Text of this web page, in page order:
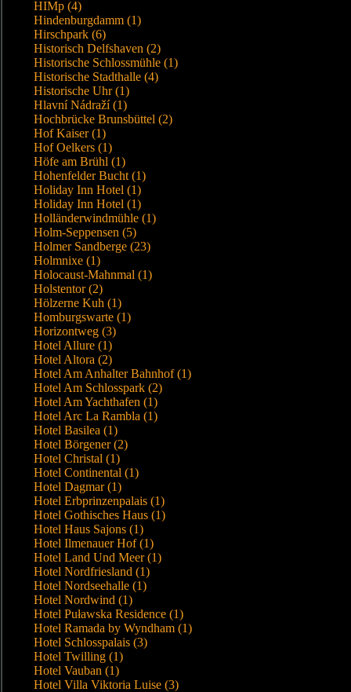
HIMp (4)
Hindenburgdamm (1)
Hirschpark (6)
Historisch Delfshaven (2)
Historische Schlossmühle (1)
Historische Stadthalle (4)
Historische Uhr (1)
Hlavní Nádraží (1)
Hochbrücke Brunsbüttel (2)
Hof Kaiser (1)
Hof Oelkers (1)
Höfe am Brühl (1)
Hohenfelder Bucht (1)
Holiday Inn Hotel (1)
Holiday Inn Hotel (1)
Holländerwindmühle (1)
Holm-Seppensen (5)
Holmer Sandberge (23)
Holmnixe (1)
Holocaust-Mahnmal (1)
Holstentor (2)
Hölzerne Kuh (1)
Homburgswarte (1)
Horizontweg (3)
Hotel Allure (1)
Hotel Altora (2)
Hotel Am Anhalter Bahnhof (1)
Hotel Am Schlosspark (2)
Hotel Am Yachthafen (1)
Hotel Arc La Rambla (1)
Hotel Basilea (1)
Hotel Börgener (2)
Hotel Christal (1)
Hotel Continental (1)
Hotel Dagmar (1)
Hotel Erbprinzenpalais (1)
Hotel Gothisches Haus (1)
Hotel Haus Sajons (1)
Hotel Ilmenauer Hof (1)
Hotel Land Und Meer (1)
Hotel Nordfriesland (1)
Hotel Nordseehalle (1)
Hotel Nordwind (1)
Hotel Puławska Residence (1)
Hotel Ramada by Wyndham (1)
Hotel Schlosspalais (3)
Hotel Twilling (1)
Hotel Vauban (1)
Hotel Villa Viktoria Luise (3)